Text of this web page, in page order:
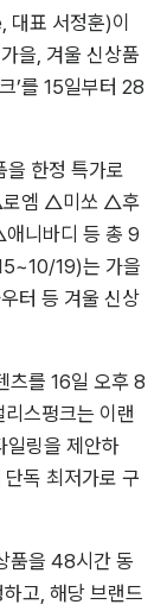
대표 서정훈)이
을, 겨울 신상품
’를 15일부터 28
을 한정 특가로
로엠 △미쏘 △후
니바디 등 총 9
19)는 가을
터 등 겨울 신상
츠를 16일 오후 8
스펑크는 이랜
일링을 제안하
독 최저가로 구
품을 48시간 동
고, 해당 브랜드